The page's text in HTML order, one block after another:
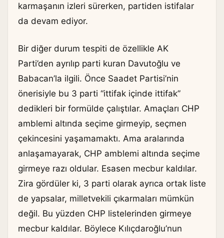
karmaşanın izleri sürerken, partiden istifalar
da devam ediyor.
Bir diğer durum tespiti de özellikle AK
Parti’den ayrılıp parti kuran Davutoğlu ve
Babacan’la ilgili. Önce Saadet Partisi’nin
önerisiyle bu 3 parti “ittifak içinde ittifak”
dedikleri bir formülde çalıştılar. Amaçları CHP
amblemi altında seçime girmeyip, seçmen
çekincesini yaşamamaktı. Ama aralarında
anlaşamayarak, CHP amblemi altında seçime
girmeye razı oldular. Esasen mecbur kaldılar.
Zira gördüler ki, 3 parti olarak ayrıca ortak liste
de yapsalar, milletvekili çıkarmaları mümkün
değil. Bu yüzden CHP listelerinden girmeye
mecbur kaldılar. Böylece Kılıçdaroğlu’nun